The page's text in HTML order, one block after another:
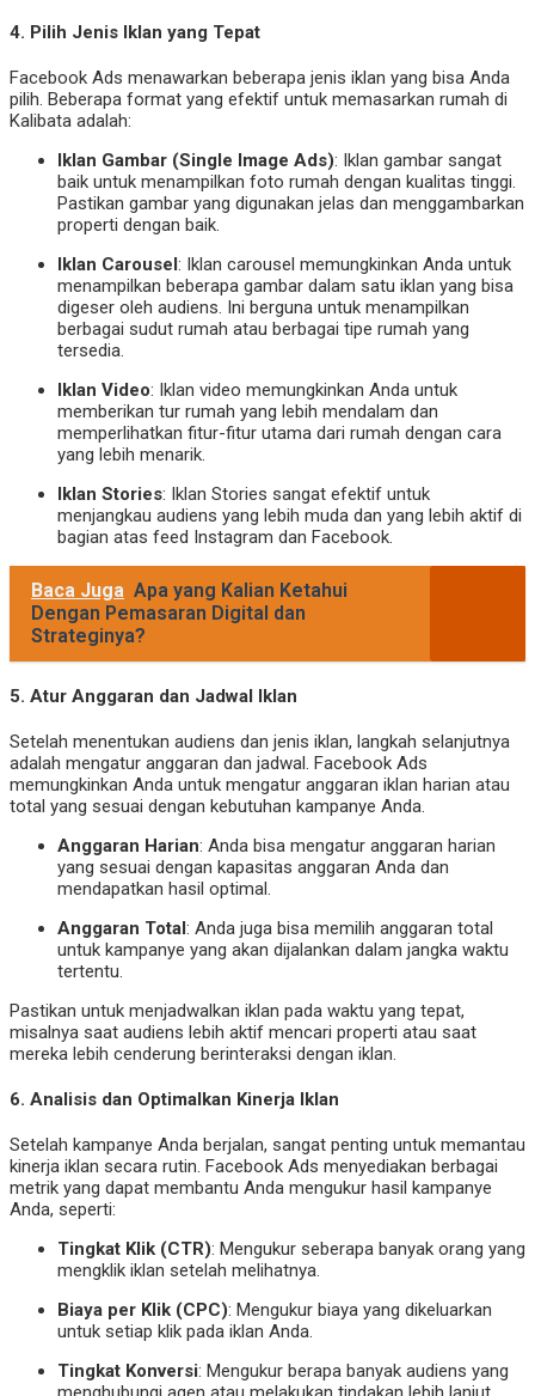
4. Pilih Jenis Iklan yang Tepat
Facebook Ads menawarkan beberapa jenis iklan yang bisa Anda
pilih. Beberapa format yang efektif untuk memasarkan rumah di
Kalibata adalah:
Iklan Gambar (Single Image Ads): Iklan gambar sangat
baik untuk menampilkan foto rumah dengan kualitas tinggi.
Pastikan gambar yang digunakan jelas dan menggambarkan
properti dengan baik.
Iklan Carousel : Iklan carousel memungkinkan Anda untuk
menampilkan beberapa gambar dalam satu iklan yang bisa
digeser oleh audiens. Ini berguna untuk menampilkan
berbagai sudut rumah atau berbagai tipe rumah yang
tersedia.
Iklan Video: Iklan video memungkinkan Anda untuk
memberikan tur rumah yang lebih mendalam dan
memperlihatkan fitur-fitur utama dari rumah dengan cara
yang lebih menarik.
Iklan Stories: Iklan Stories sangat efektif untuk
menjangkau audiens yang lebih muda dan yang lebih aktif di
bagian atas feed Instagram dan Facebook.
Baca Juga Apa yang Kalian Ketahui
Dengan Pemasaran Digital dan
Strateginya?
5. Atur Anggaran dan Jadwal Iklan
Setelah menentukan audiens dan jenis iklan, langkah selanjutnya
adalah mengatur anggaran dan jadwal. Facebook Ads
memungkinkan Anda untuk mengatur anggaran iklan harian atau
total yang sesuai dengan kebutuhan kampanye Anda.
Anggaran Harian: Anda bisa mengatur anggaran harian
yang sesuai dengan kapasitas anggaran Anda dan
mendapatkan hasil optimal.
Anggaran Total: Anda juga bisa memilih anggaran total
untuk kampanye yang akan dijalankan dalam jangka waktu
tertentu.
Pastikan untuk menjadwalkan iklan pada waktu yang tepat,
misalnya saat audiens lebih aktif mencari properti atau saat
mereka lebih cenderung berinteraksi dengan iklan.
6. Analisis dan Optimalkan Kinerja Iklan
Setelah kampanye Anda berjalan, sangat penting untuk memantau
kinerja iklan secara rutin. Facebook Ads menyediakan berbagai
metrik yang dapat membantu Anda mengukur hasil kampanye
Anda, seperti:
Tingkat Klik (CTR): Mengukur seberapa banyak orang yang
mengklik iklan setelah melihatnya.
Biaya per Klik (CPC): Mengukur biaya yang dikeluarkan
untuk setiap klik pada iklan Anda.
Tingkat Konversi: Mengukur berapa banyak audiens yang